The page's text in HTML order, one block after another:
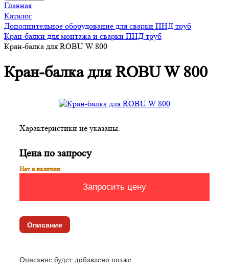
Главная
Каталог
Дополнительное оборудование для сварки ПНД труб
Кран-балки для монтажа и сварки ПНД труб
Кран-балка для ROBU W 800
Кран-балка для ROBU W 800
Характеристики не указаны.
Цена по запросу
Нет в наличии
Запросить цену
Описание
Описание будет добавлено позже.